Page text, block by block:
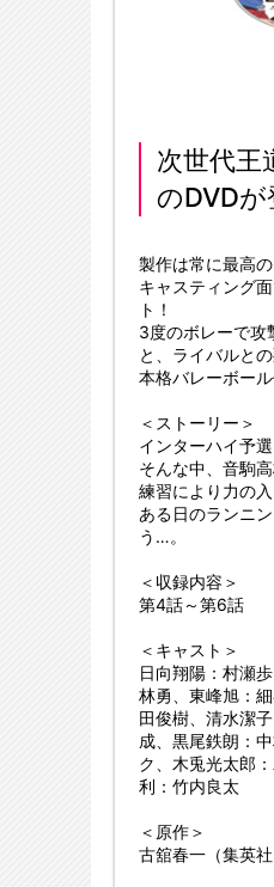
次世代王
のDVDが
製作は常に最高
キャスティング
ト！
3度のボレーで攻
と、ライバルと
本格バレーボー
＜ストーリー＞
インターハイ予
そんな中、音駒
練習により力の入
ある日のランニ
う…。
＜収録内容＞
第4話～第6話
＜キャスト＞
日向翔陽：村瀬
林勇、東峰旭：
田俊樹、清水潔
成、黒尾鉄朗：
ク、木兎光太郎
利：竹内良太
＜原作＞
古舘春一（集英